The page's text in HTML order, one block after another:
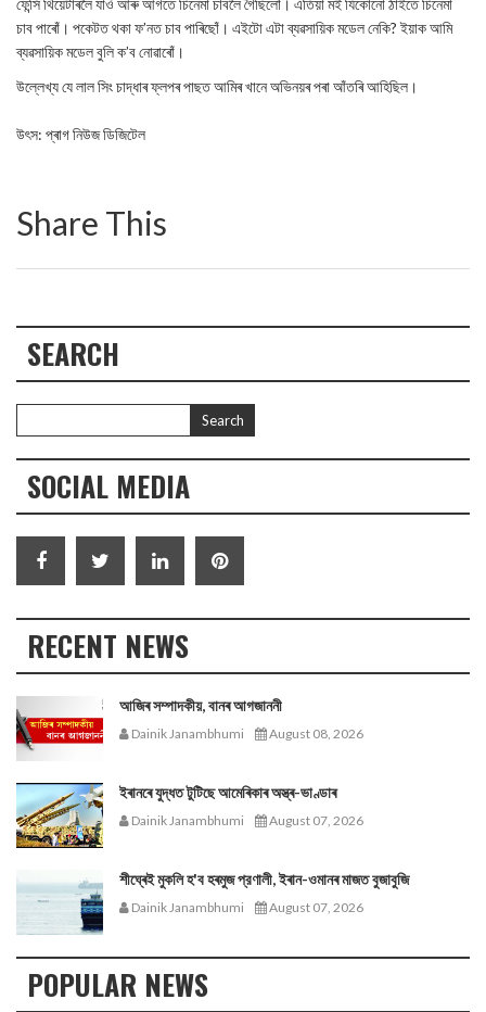
ফেন্সি থিয়েটাৰলৈ যাওঁ আৰু আগতে চিনেমা চাবলৈ গৈছিলোঁ। এতিয়া মই যিকোনো ঠাইতে চিনেমা
চাব পাৰোঁ। পকেটত থকা ফ’নত চাব পাৰিছোঁ। এইটো এটা ব্যৱসায়িক মডেল নেকি? ইয়াক আমি
ব্যৱসায়িক মডেল বুলি ক’ব নোৱাৰোঁ।
উল্লেখ্য যে লাল সিং চাদ্ধাৰ ফ্লপৰ পাছত আমিৰ খানে অভিনয়ৰ পৰা আঁতৰি আহিছিল।
উৎস: প্ৰাগ নিউজ ডিজিটেল
Share This
SEARCH
SOCIAL MEDIA
RECENT NEWS
আজিৰ সম্পাদকীয়, বানৰ আগজাননী
Dainik Janambhumi August 08, 2026
ইৰানৰে যুদ্ধত টুটিছে আমেৰিকাৰ অস্ত্ৰ-ভাণ্ডাৰ
Dainik Janambhumi August 07, 2026
শীঘ্ৰেই মুকলি হ'ব হৰমুজ প্রণালী, ইৰান-ওমানৰ মাজত বুজাবুজি
Dainik Janambhumi August 07, 2026
POPULAR NEWS